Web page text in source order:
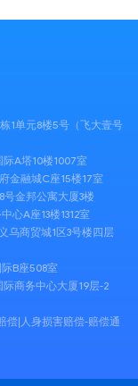
1单元8楼5号（飞大壹号
A塔10楼1007室
金融城C座15楼17室
金邦公寓大厦3楼
心A座13楼1312室
乌商贸城1区3号楼四层
B座508室
商务中心大厦19层-2
偿|人身损害赔偿-赔偿通